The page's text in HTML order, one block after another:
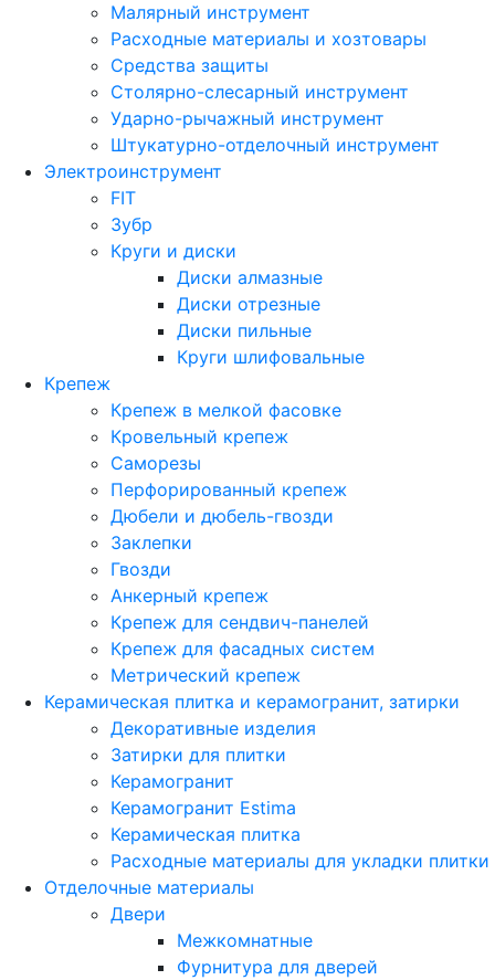
Малярный инструмент
Расходные материалы и хозтовары
Средства защиты
Столярно-слесарный инструмент
Ударно-рычажный инструмент
Штукатурно-отделочный инструмент
Электроинструмент
FIT
Зубр
Круги и диски
Диски алмазные
Диски отрезные
Диски пильные
Круги шлифовальные
Крепеж
Крепеж в мелкой фасовке
Кровельный крепеж
Саморезы
Перфорированный крепеж
Дюбели и дюбель-гвозди
Заклепки
Гвозди
Анкерный крепеж
Крепеж для сендвич-панелей
Крепеж для фасадных систем
Метрический крепеж
Керамическая плитка и керамогранит, затирки
Декоративные изделия
Затирки для плитки
Керамогранит
Керамогранит Estima
Керамическая плитка
Расходные материалы для укладки плитки
Отделочные материалы
Двери
Межкомнатные
Фурнитура для дверей